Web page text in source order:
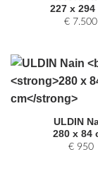
227 x 294
€ 7.500
ULDIN
280 x 84
€950